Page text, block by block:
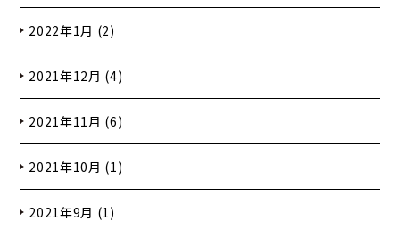
2022年1月 (2)
2021年12月 (4)
2021年11月 (6)
2021年10月 (1)
2021年9月 (1)